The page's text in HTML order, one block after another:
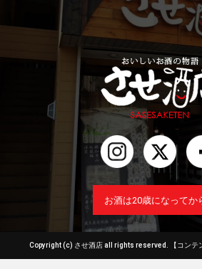
お酒は20歳になってか
Copyright (c) させ酒店 all rights reserved. 【コンテ